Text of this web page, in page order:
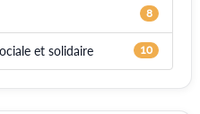
8
et solidaire 10